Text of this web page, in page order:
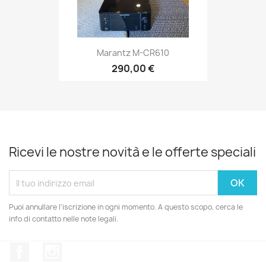
Marantz M-CR610
290,00 €
Ricevi le nostre novità e le offerte speciali
Puoi annullare l'iscrizione in ogni momento. A questo scopo, cerca le
info di contatto nelle note legali.